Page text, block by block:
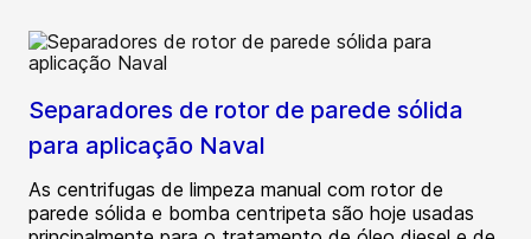
Separadores de rotor de parede sólida
para aplicação Naval
As centrifugas de limpeza manual com rotor de
parede sólida e bomba centripeta são hoje usadas